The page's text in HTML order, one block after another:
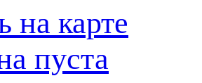
на карте
пуста